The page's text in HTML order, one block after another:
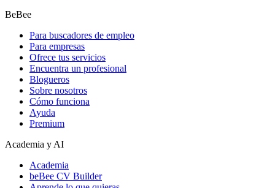
BeBee
Para buscadores de empleo
Para empresas
Ofrece tus servicios
Encuentra un profesional
Blogueros
Sobre nosotros
Cómo funciona
Ayuda
Premium
Academia y AI
Academia
beBee CV Builder